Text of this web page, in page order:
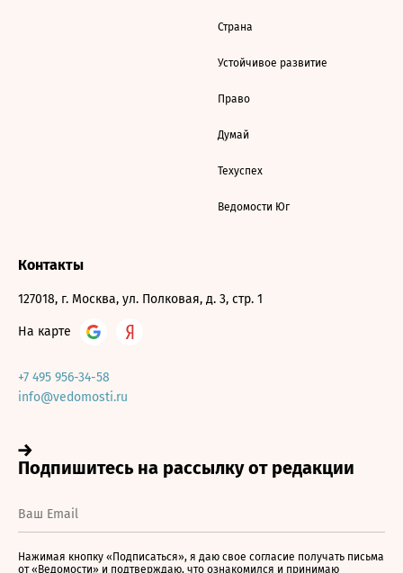
Страна
Устойчивое развитие
Право
Думай
Техуспех
Ведомости Юг
Контакты
127018, г. Москва, ул. Полковая, д. 3, стр. 1
На карте
+7 495 956-34-58
info@vedomosti.ru
Нажимая кнопку «Подписаться», я даю свое согласие получать письма
от «Ведомости» и подтверждаю, что ознакомился и принимаю